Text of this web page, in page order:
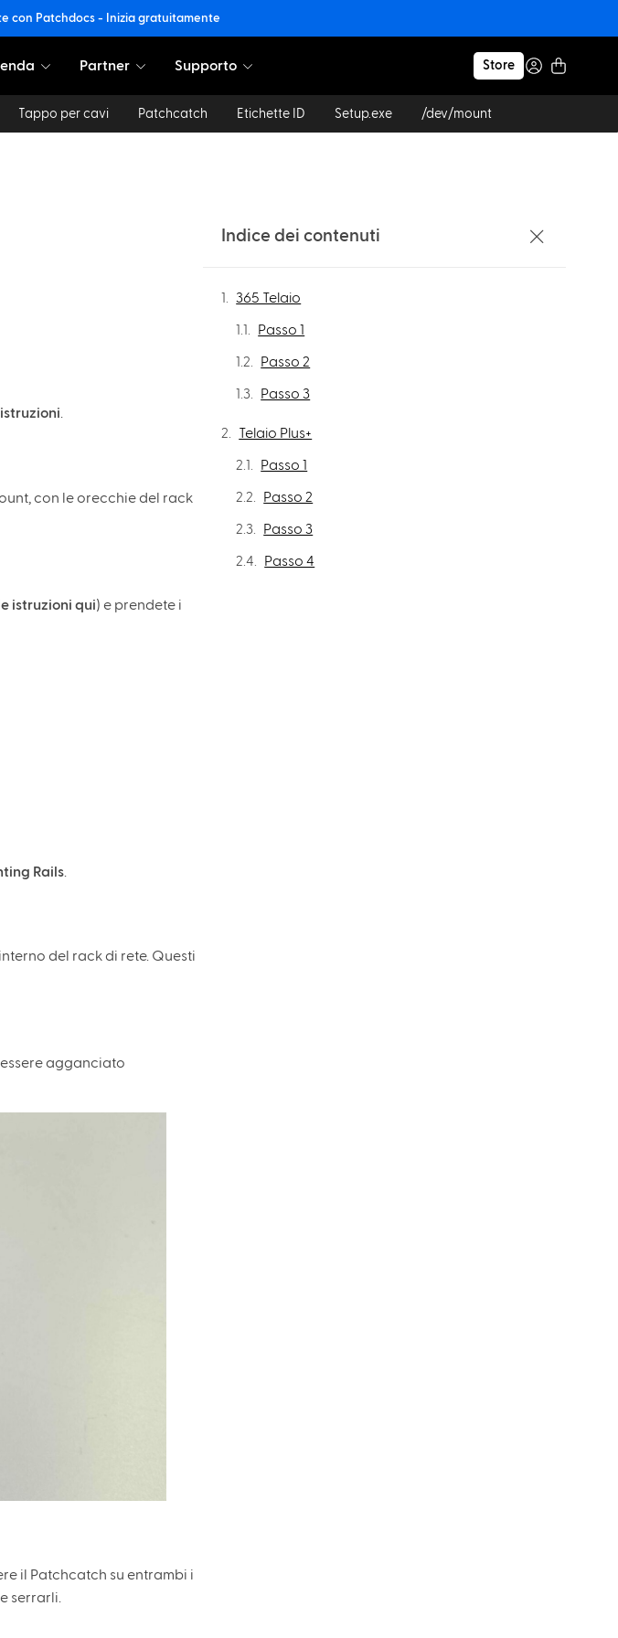
con Patchdocs - Inizia gratuitamente
Partner Supporto Store
Tappo per cavi Patchcatch Etichette ID Setup.exe /dev/mount
.
con le orecchie del rack
istruzioni qui) e prendete i
Rails
del rack di rete. Questi
agganciato
il Patchcatch su entrambi i
serrarli.
Indice dei contenuti
365 Telaio
Passo 1
Passo 2
Passo 3
Telaio Plus+
Passo 1
Passo 2
Passo 3
Passo 4